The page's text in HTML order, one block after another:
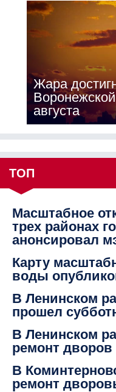
Жара
августа
ТОП
Масштабное
трех районах
анонсировал
Карту
воды
В Ленинском
прошел
В Ленинском
ремонт дворов
В
ремонт